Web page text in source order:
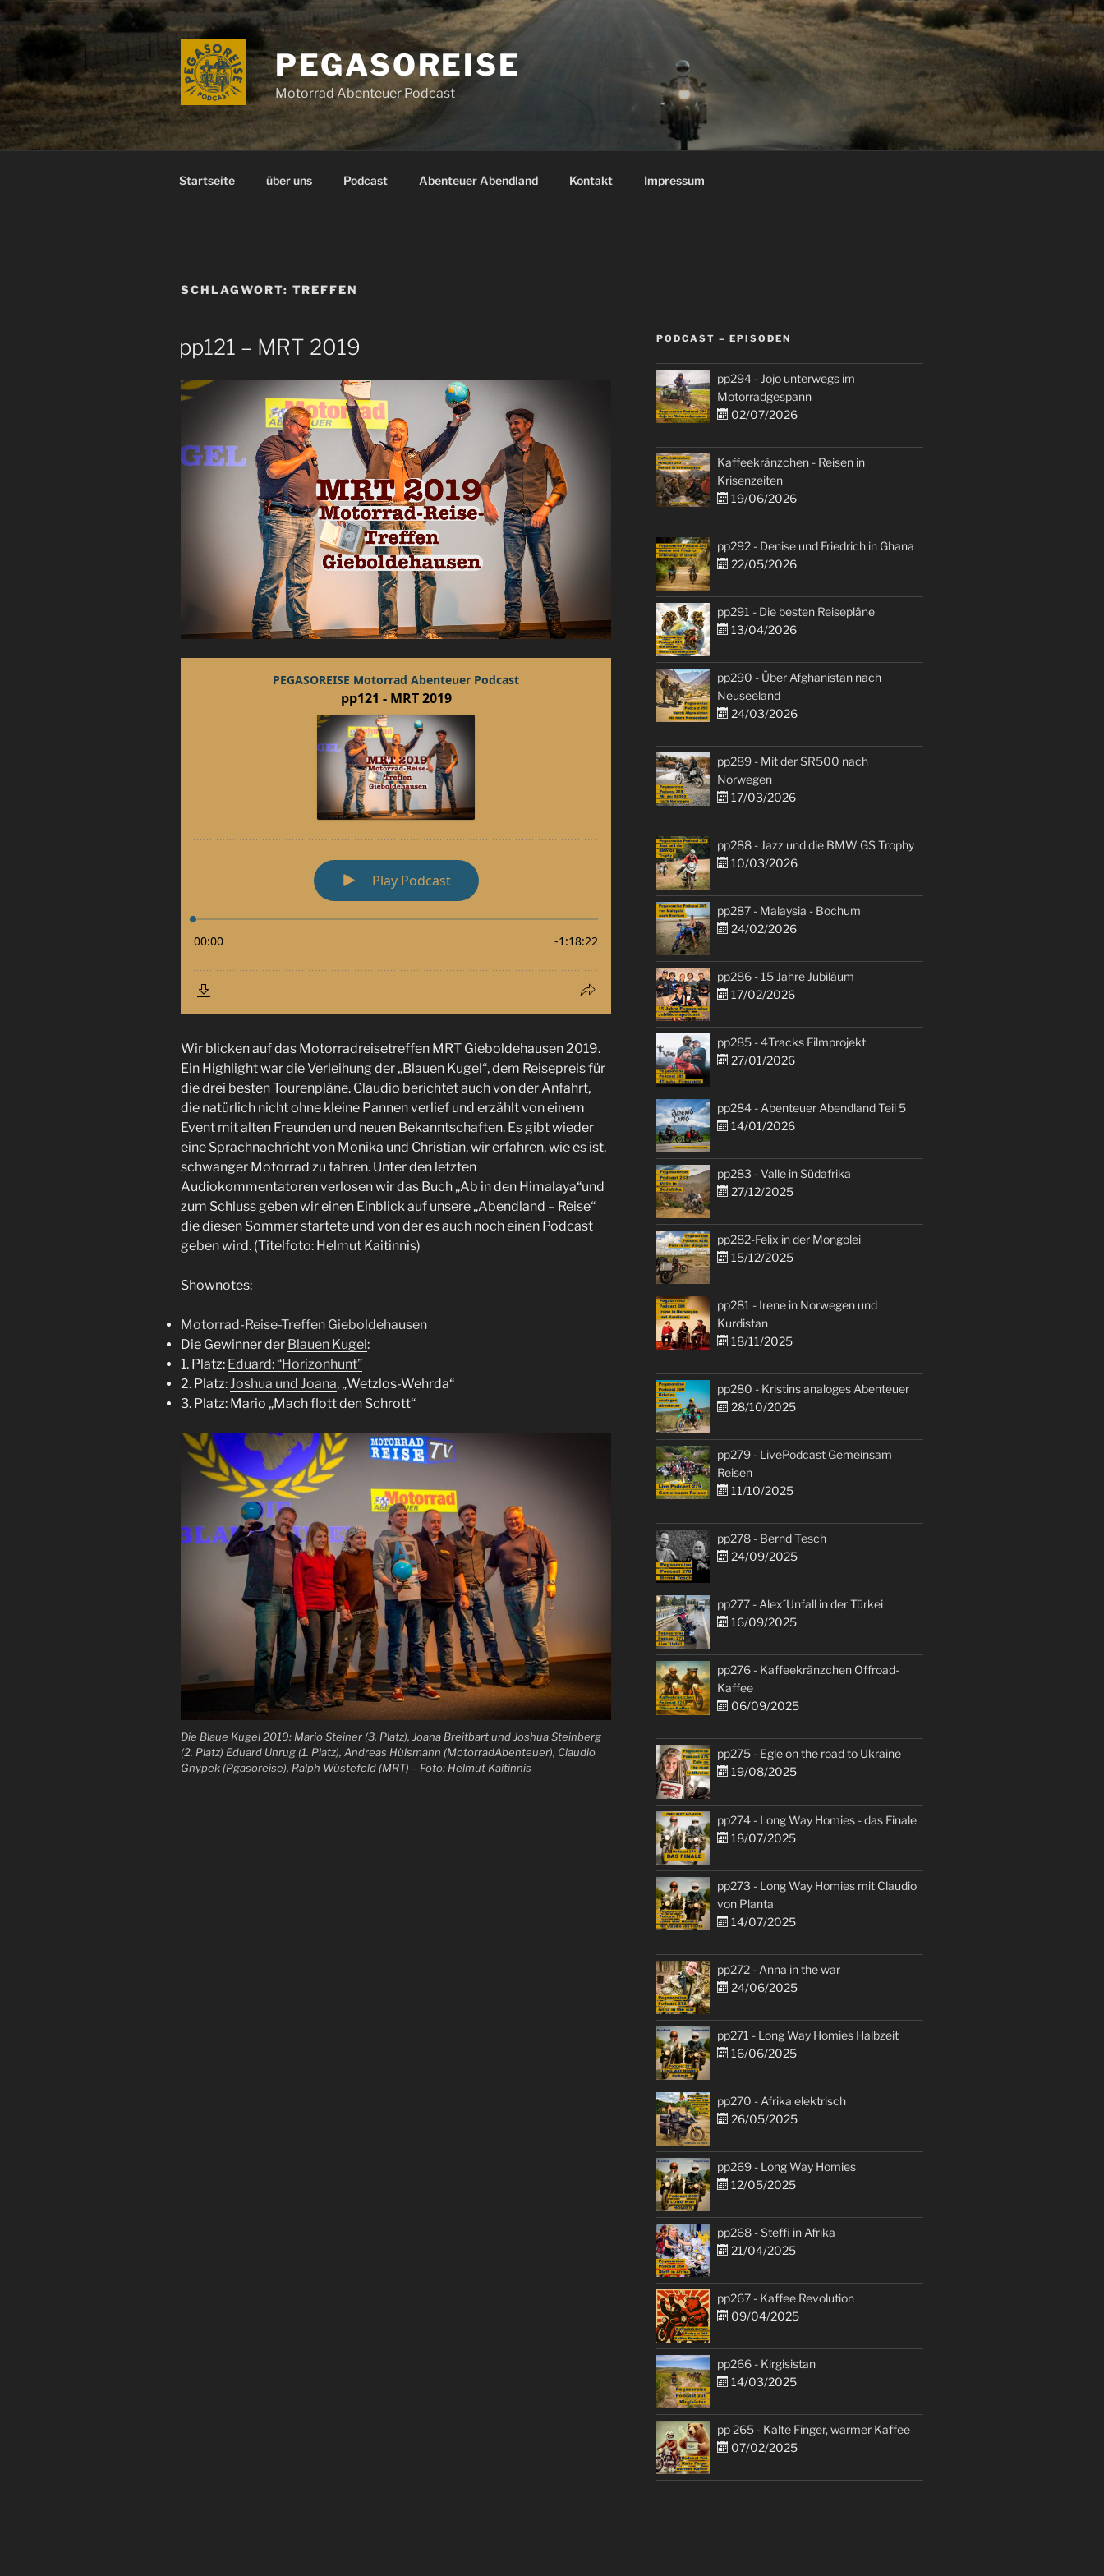
Zum
Inhalt
springen
PEGASOREISE
Motorrad Abenteuer Podcast
Startseite über uns Podcast Abenteuer Abendland Kontakt Impressum
SCHLAGWORT: TREFFEN
pp121 – MRT 2019
Wir blicken auf das Motorradreisetreffen MRT Gieboldehausen 2019.
Ein Highlight war die Verleihung der „Blauen Kugel“, dem Reisepreis für
die drei besten Tourenpläne. Claudio berichtet auch von der Anfahrt,
die natürlich nicht ohne kleine Pannen verlief und erzählt von einem
Event mit alten Freunden und neuen Bekanntschaften. Es gibt wieder
eine Sprachnachricht von Monika und Christian, wir erfahren, wie es ist,
schwanger Motorrad zu fahren. Unter den letzten
Audiokommentatoren verlosen wir das Buch „Ab in den Himalaya“und
zum Schluss geben wir einen Einblick auf unsere „Abendland – Reise“
die diesen Sommer startete und von der es auch noch einen Podcast
geben wird. (Titelfoto: Helmut Kaitinnis)
Shownotes:
Motorrad-Reise-Treffen Gieboldehausen
Die Gewinner der Blauen Kugel:
1. Platz: Eduard: “Horizonhunt”
2. Platz: Joshua und Joana, „Wetzlos-Wehrda“
3. Platz: Mario „Mach flott den Schrott“
Die Blaue Kugel 2019: Mario Steiner (3. Platz), Joana Breitbart und Joshua Steinberg
(2. Platz) Eduard Unrug (1. Platz), Andreas Hülsmann (MotorradAbenteuer), Claudio
Gnypek (Pgasoreise), Ralph Wüstefeld (MRT) – Foto: Helmut Kaitinnis
PODCAST – EPISODEN
pp294 - Jojo unterwegs im
Motorradgespann
02/07/2026
Kaffeekränzchen - Reisen in
Krisenzeiten
19/06/2026
pp292 - Denise und Friedrich in Ghana
22/05/2026
pp291 - Die besten Reisepläne
13/04/2026
pp290 - Über Afghanistan nach
Neuseeland
24/03/2026
pp289 - Mit der SR500 nach
Norwegen
17/03/2026
pp288 - Jazz und die BMW GS Trophy
10/03/2026
pp287 - Malaysia - Bochum
24/02/2026
pp286 - 15 Jahre Jubiläum
17/02/2026
pp285 - 4Tracks Filmprojekt
27/01/2026
pp284 - Abenteuer Abendland Teil 5
14/01/2026
pp283 - Valle in Südafrika
27/12/2025
pp282-Felix in der Mongolei
15/12/2025
pp281 - Irene in Norwegen und
Kurdistan
18/11/2025
pp280 - Kristins analoges Abenteuer
28/10/2025
pp279 - LivePodcast Gemeinsam
Reisen
11/10/2025
pp278 - Bernd Tesch
24/09/2025
pp277 - Alex´Unfall in der Türkei
16/09/2025
pp276 - Kaffeekränzchen Offroad-
Kaffee
06/09/2025
pp275 - Egle on the road to Ukraine
19/08/2025
pp274 - Long Way Homies - das Finale
18/07/2025
pp273 - Long Way Homies mit Claudio
von Planta
14/07/2025
pp272 - Anna in the war
24/06/2025
pp271 - Long Way Homies Halbzeit
16/06/2025
pp270 - Afrika elektrisch
26/05/2025
pp269 - Long Way Homies
12/05/2025
pp268 - Steffi in Afrika
21/04/2025
pp267 - Kaffee Revolution
09/04/2025
pp266 - Kirgisistan
14/03/2025
pp 265 - Kalte Finger, warmer Kaffee
07/02/2025